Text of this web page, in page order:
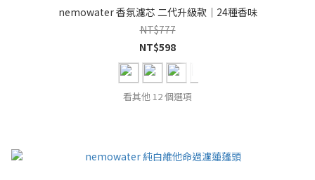
nemowater 香氛濾芯 二代升級款｜24種香味
NT$777
NT$598
看其他 12 個選項